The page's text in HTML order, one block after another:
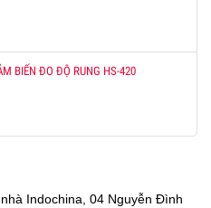
BIẾN ĐO ĐỘ RUNG HS-420
Indochina, 04 Nguyễn Đình